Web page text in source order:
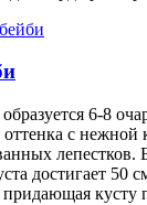
6-8
оттенка с
лепестков.
достигает 50
придающая